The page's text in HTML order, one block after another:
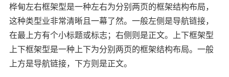
桦甸左右框架型是一种左右为分别两页的框架结构布局，
这种类型业非常清晰且一幕了然。一般左侧是导航链接，
在最上方有个小标题或标志；右侧则是正文。上下框架型
上下框架型是一种上下为分别两页的框架结构布局。一般
上方是导航链接，下方则是正文。